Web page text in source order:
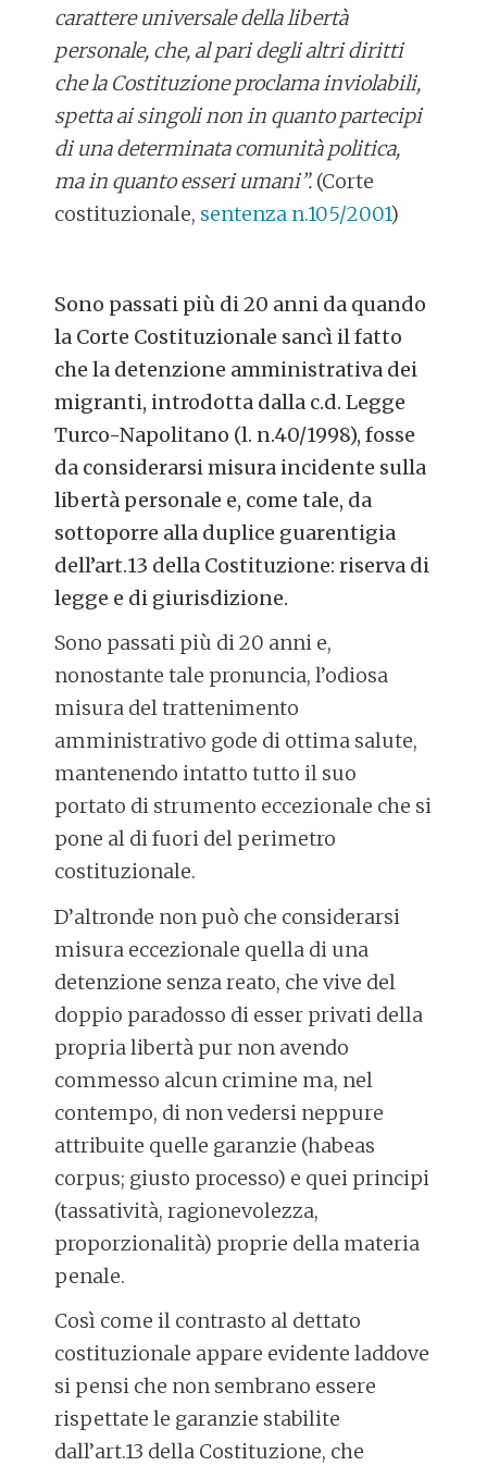
carattere universale della libertà
personale, che, al pari degli altri diritti
che la Costituzione proclama inviolabili,
spetta ai singolinon in quanto partecipi
di una determinata comunità politica,
ma in quanto esseri umani”. (Corte
costituzionale, sentenza n.105/2001)
Sono passati più di 20 anni da quando
la Corte Costituzionale sancì il fatto
che la detenzione amministrativa dei
migranti, introdotta dalla c.d. Legge
Turco-Napolitano (l. n.40/1998), fosse
da considerarsi misura incidente sulla
libertà personale e, come tale, da
sottoporre alla duplice guarentigia
dell’art.13 della Costituzione: riserva di
legge e di giurisdizione.
Sono passati più di 20 anni e,
nonostante tale pronuncia, l’odiosa
misura del trattenimento
amministrativo gode di ottima salute,
mantenendo intatto tutto il suo
portato di strumento eccezionale che si
pone al di fuori del perimetro
costituzionale.
D’altronde non può che considerarsi
misura eccezionale quella di una
detenzione senza reato, che vive del
doppio paradosso di esser privati della
propria libertà pur non avendo
commesso alcun crimine ma, nel
contempo, di non vedersi neppure
attribuite quelle garanzie (habeas
corpus; giusto processo) e quei principi
(tassatività, ragionevolezza,
proporzionalità) proprie della materia
penale.
Così come il contrasto al dettato
costituzionale appare evidente laddove
si pensi che non sembrano essere
rispettate le garanzie stabilite
dall’art.13 della Costituzione, che